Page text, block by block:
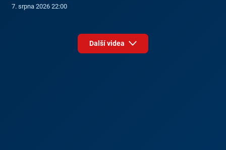
7. srpna 2026 22:00
Další videa